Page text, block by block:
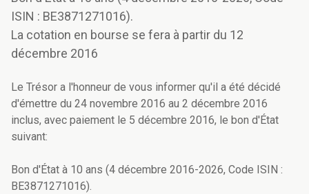
ISIN : BE3871271016).
La cotation en bourse se fera à partir du 12
décembre 2016
Le Trésor a l'honneur de vous informer qu'il a été décidé
d'émettre du 24 novembre 2016 au 2 décembre 2016
inclus, avec paiement le 5 décembre 2016, le bon d'État
suivant:
Bon d'État à 10 ans (4 décembre 2016-2026, Code ISIN :
BE3871271016).